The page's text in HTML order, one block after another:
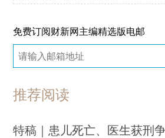
免费订阅财新网主编精选版电邮
推荐阅读
特稿｜患儿死亡、医生获刑